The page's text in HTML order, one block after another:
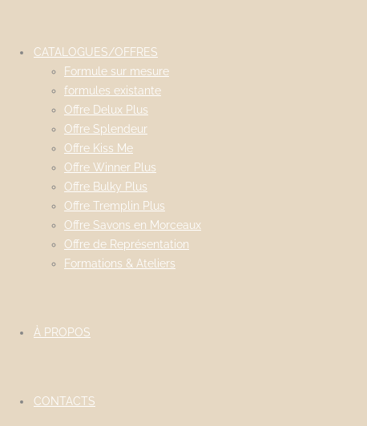
CATALOGUES/OFFRES
Formule sur mesure
formules existante
Offre Delux Plus
Offre Splendeur
Offre Kiss Me
Offre Winner Plus
Offre Bulky Plus
Offre Tremplin Plus
Offre Savons en Morceaux
Offre de Représentation
Formations & Ateliers
À PROPOS
CONTACTS